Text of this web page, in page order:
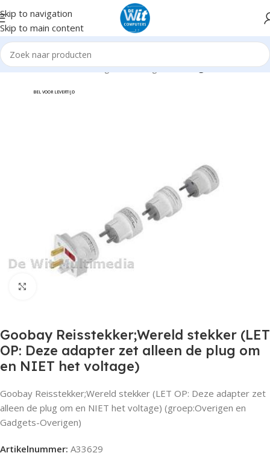
Skip to navigation
Skip to main content
Home Hardware Overigen en Gadgets Overigen
BEL VOOR LEVERTIJD
Goobay Reisstekker;Wereld stekker (LET
OP: Deze adapter zet alleen de plug om
en NIET het voltage)
Goobay Reisstekker;Wereld stekker (LET OP: Deze adapter zet
alleen de plug om en NIET het voltage) (groep:Overigen en
Gadgets-Overigen)
Artikelnummer: A33629